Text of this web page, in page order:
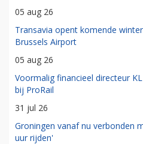
05 aug 26
Transavia opent komende
Brussels Airport
05 aug 26
Voormalig financieel directeur
bij ProRail
31 jul 26
Groningen vanaf nu verbonden
uur rijden'